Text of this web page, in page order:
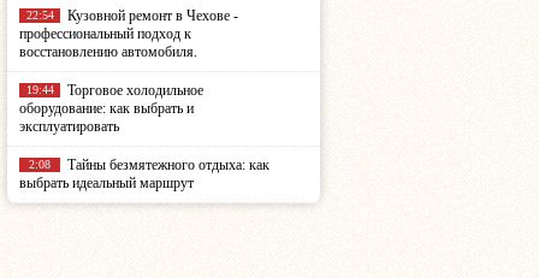
22:54
Кузовной ремонт в Чехове -
профессиональный подход к
восстановлению автомобиля.
19:44
Торговое холодильное
оборудование: как выбрать и
эксплуатировать
2:08
Тайны безмятежного отдыха: как
выбрать идеальный маршрут